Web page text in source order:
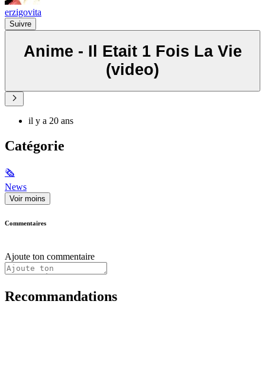
erzigovita
Suivre
Anime - Il Etait 1 Fois La Vie
(video)
il y a 20 ans
Catégorie
🗞
News
Voir moins
Commentaires
Ajoute ton commentaire
Recommandations